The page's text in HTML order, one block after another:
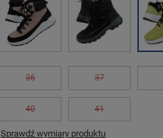
36 37
40 41
Sprawdź wymiary produktu